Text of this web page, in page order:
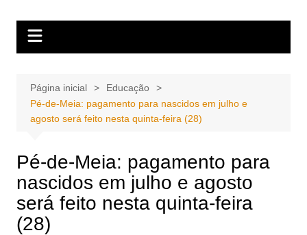
Portal Grande Circular
Página inicial
Educação
Pé-de-Meia: pagamento para nascidos em julho e
agosto será feito nesta quinta-feira (28)
Pé-de-Meia: pagamento para
nascidos em julho e agosto
será feito nesta quinta-feira
(28)